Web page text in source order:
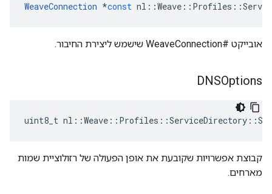
WeaveConnection *const nl ::Weave :: Profiles ::
אובייקט #WeaveConnection שישמש ליצירת החיבור.
DNSOptions
uint8_t
קבוצת אפשרויות שקובעת את אופן הפעולה של רזולוציית שמות
מארחים.